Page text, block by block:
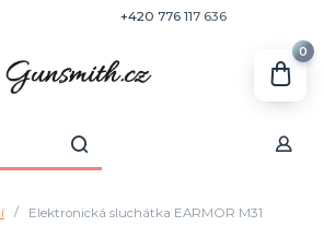
+420 776 117 636
0
Elektronická sluchátka EARMOR M31